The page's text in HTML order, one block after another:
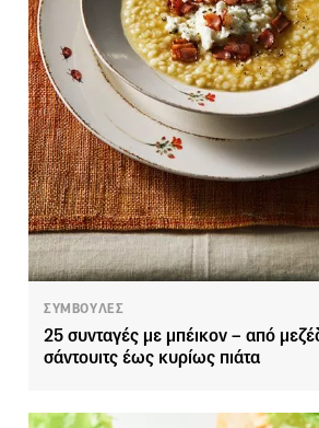
ΣΥΜΒΟΥΛΕΣ
25 συνταγές με μπέικον – από
σάντουιτς έως κυρίως πιάτα